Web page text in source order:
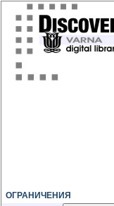
ОГРАНИЧЕНИЯ